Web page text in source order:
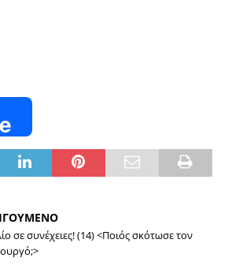
σε συνέχειες! (14) <Ποιός σκότωσε τον